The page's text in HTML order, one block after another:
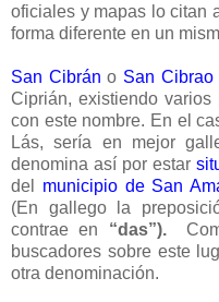
oficiales y mapas lo citan
forma diferente en un
San Cibrán o San Cibrao
Ciprián, existiendo
con este nombre. En el
Lás, sería en mejor
denomina así por estar
del municipio de San
(En gallego la
contrae en “das”).
buscadores sobre este
otra denominación.